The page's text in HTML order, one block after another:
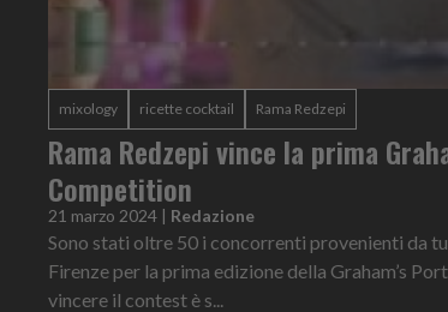
mixology ricette cocktail Rama Redzepi
Rama Redzepi vince la prima
Competition
21 marzo 2024 | Redazione
Sono stati oltre 50 i concorrenti provenienti da
Firenze per la prima edizione della Graham’s
vincere il contest è s...